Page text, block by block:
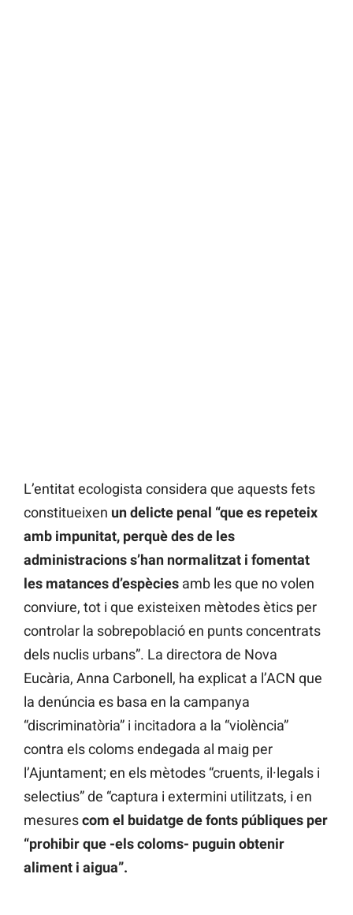
L’entitat ecologista considera que aquests fets
constitueixen un delicte penal “que es repeteix
amb impunitat, perquè des de les
administracions s’han normalitzat i fomentat
les matances d’espècies amb les que no volen
conviure, tot i que existeixen mètodes ètics per
controlar la sobrepoblació en punts concentrats
dels nuclis urbans”. La directora de Nova
Eucària, Anna Carbonell, ha explicat a l’ACN que
la denúncia es basa en la campanya
“discriminatòria” i incitadora a la “violència”
contra els coloms endegada al maig per
l’Ajuntament; en els mètodes “cruents, il·legals i
selectius” de “captura i extermini utilitzats, i en
mesurescom el buidatge de fonts públiques per
“prohibir que -els coloms- puguin obtenir
aliment i aigua”.